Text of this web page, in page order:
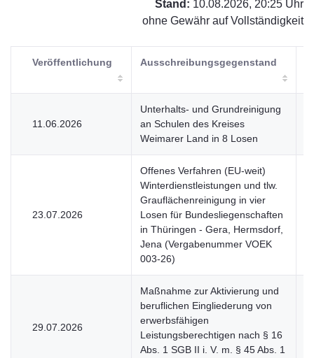
Stand: 10.08.2026, 20:25 Uhr
ohne Gewähr auf Vollständigkeit
Veröffentlichung Ausschreibungsgegenstand
11.06.2026
Unterhalts- und Grundreinigung
an Schulen des Kreises
Weimarer Land in 8 Losen
23.07.2026
Offenes Verfahren (EU-weit)
Winterdienstleistungen und tlw.
Grauflächenreinigung in vier
Losen für Bundesliegenschaften
in Thüringen - Gera, Hermsdorf,
Jena (Vergabenummer VOEK
003-26)
29.07.2026
Maßnahme zur Aktivierung und
beruflichen Eingliederung von
erwerbsfähigen
Leistungsberechtigen nach § 16
Abs. 1 SGB II i. V. m. § 45 Abs. 1